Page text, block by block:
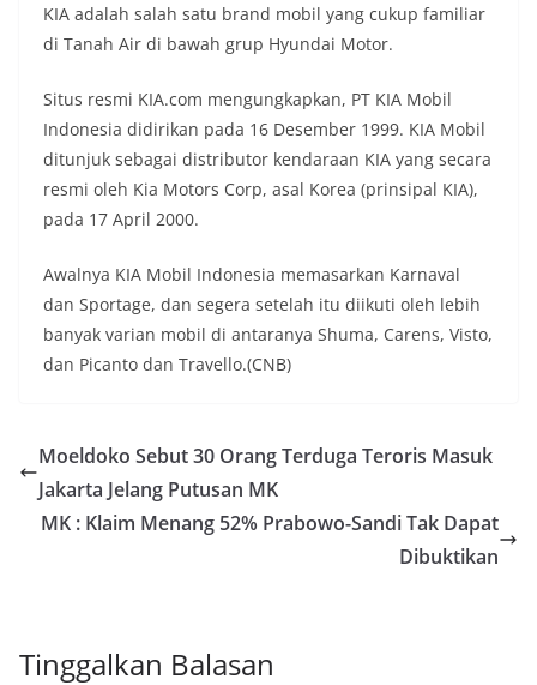
KIA adalah salah satu brand mobil yang cukup familiar
di Tanah Air di bawah grup Hyundai Motor.
Situs resmi KIA.com mengungkapkan, PT KIA Mobil
Indonesia didirikan pada 16 Desember 1999. KIA Mobil
ditunjuk sebagai distributor kendaraan KIA yang secara
resmi oleh Kia Motors Corp, asal Korea (prinsipal KIA),
pada 17 April 2000.
Awalnya KIA Mobil Indonesia memasarkan Karnaval
dan Sportage, dan segera setelah itu diikuti oleh lebih
banyak varian mobil di antaranya Shuma, Carens, Visto,
dan Picanto dan Travello.(CNB)
Moeldoko Sebut 30 Orang Terduga Teroris Masuk
Jakarta Jelang Putusan MK
MK : Klaim Menang 52% Prabowo-Sandi Tak Dapat
Dibuktikan
Tinggalkan Balasan